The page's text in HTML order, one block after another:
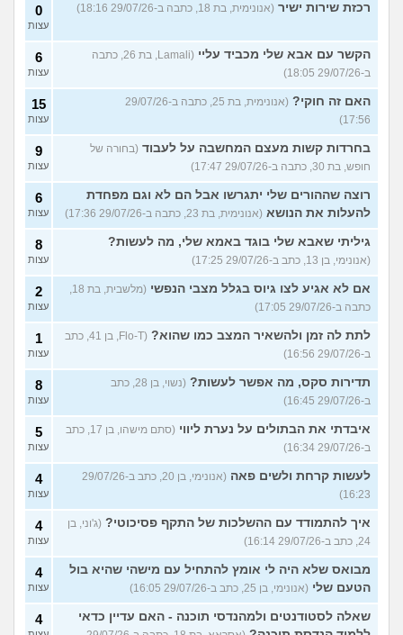
רכזת שירות ישיר (אנונימית, בת 18, כתבה ב-29/07/26 18:16) 0
עצות
הקשר עם אבא שלי מכביד עליי
(Lamali, בת 26, כתבה
ב-29/07/26 18:05)
6
עצות
האם זה חוקי?
(אנונימית, בת 25, כתבה ב-29/07/26
17:56)
15
עצות
בחרדות קשות מעצם המחשבה על לעבוד (בחורה של
חופש, בת 30, כתבה ב-29/07/26 17:47)
9
עצות
רוצה שההורים שלי יתגרשו אבל הם לא וגם מפחדת
להעלות את הנושא (אנונימית, בת 23, כתבה ב-29/07/26 17:36)
6
עצות
גיליתי שאבא שלי בוגד באמא שלי, מה לעשות?
(אנונימי, בן 13, כתב ב-29/07/26 17:25)
8
עצות
אם לא אגיע לצו גיוס בגלל מצבי הנפשי
(מלשבית, בת 18,
כתבה ב-29/07/26 17:05)
2
עצות
לתת לה זמן ולהשאיר המצב כמו שהוא?
(Flo-T, בן 41, כתב
ב-29/07/26 16:56)
1
עצות
תדירות סקס, מה אפשר לעשות?
(נשוי, בן 28, כתב
ב-29/07/26 16:45)
8
עצות
איבדתי את הבתולים על נערת ליווי
(סתם מישהו, בן 17, כתב
ב-29/07/26 16:34)
5
עצות
לעשות קרחת ולשים פאה
(אנונימי, בן 20, כתב ב-29/07/26
16:23)
4
עצות
איך להתמודד עם ההשלכות של התקף פסיכוטי? (ג'וני, בן
24, כתב ב-29/07/26 16:14)
4
עצות
מבואס שלא היה לי אומץ להתחיל עם מישהי שהיא בול
הטעם שלי (אנונימי, בן 25, כתב ב-29/07/26 16:05)
4
עצות
שאלה לסטודנטים ולמהנדסי תוכנה - האם עדיין כדאי
4